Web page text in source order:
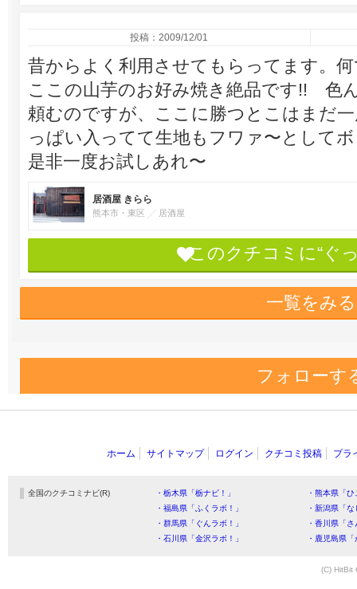
投稿：2009/12/01
昔からよく利用させてもらってます。
ここの山芋のお好み焼き絶品です!! 色
頼むのですが、ここに勝つとこはまだ
っぱい入ってて生地もフワァ〜として
是非一度お試しあれ〜
居酒屋 きらら
熊本市・東区 居酒屋
このクチコミに“ぐ
一覧をみる
フォローす
ホーム サイトマップ ログイン クチコミ投稿 プラ
全国のクチコミナビ(R) ・栃木県「栃ナビ！」
・熊本県「
・福島県「ふくラボ！」
・新潟県「
・群馬県「ぐんラボ！」
・香川県「
・石川県「金沢ラボ！」
・鹿児島県
(C) HitBit